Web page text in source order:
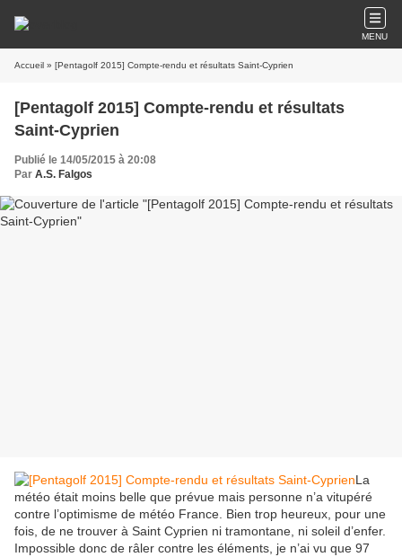
MENU
Accueil » [Pentagolf 2015] Compte-rendu et résultats Saint-Cyprien
[Pentagolf 2015] Compte-rendu et résultats
Saint-Cyprien
Publié le 14/05/2015 à 20:08
Par A.S. Falgos
La
météo était moins belle que prévue mais personne n’a vitupéré
contre l’optimisme de météo France. Bien trop heureux, pour une
fois, de ne trouver à Saint Cyprien ni tramontane, ni soleil d’enfer.
Impossible donc de râler contre les éléments, je n’ai vu que 97